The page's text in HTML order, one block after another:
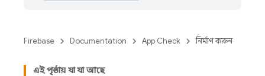
Firebase Documentation App Check নির্মাণ করুন
এই পৃষ্ঠায় যা যা আছে